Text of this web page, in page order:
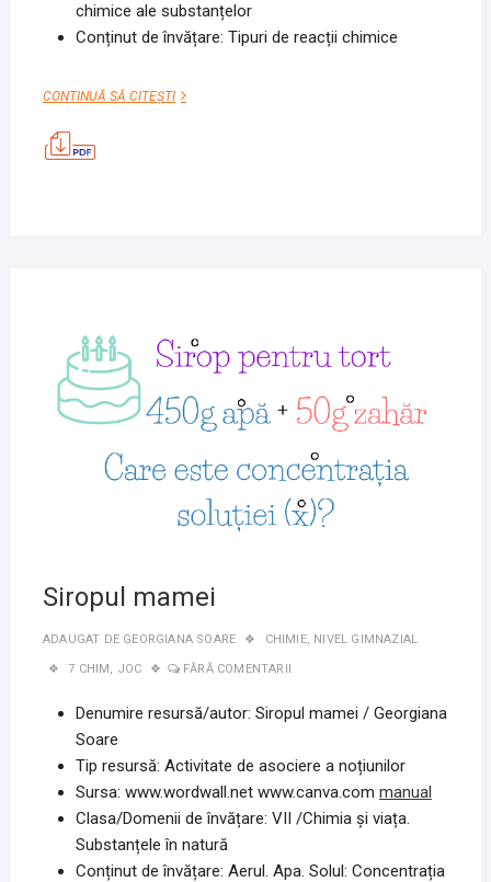
chimice ale substanțelor
Conținut de învățare: Tipuri de reacții chimice
CONTINUĂ SĂ CITEȘTITIPURI
Siropul mamei
ADAUGAT DE GEORGIANA SOARE CHIMIE, NIVEL GIMNAZIAL
7 CHIM JOC FĂRĂ COMENTARII
Denumire resursă/autor: Siropul mamei / Georgiana
Soare
Tip resursă: Activitate de asociere a noțiunilor
Sursa: www.wordwall.net www.canva.com manual
Clasa/Domenii de învățare: VII /Chimia și viața.
Substanțele în natură
Conținut de învățare: Aerul. Apa. Solul: Concentrația